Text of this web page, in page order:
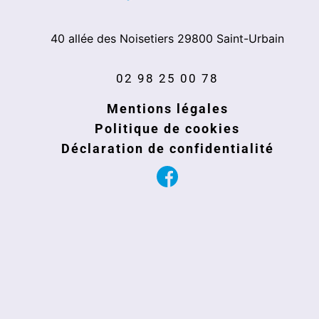
40 allée des Noisetiers 29800 Saint-Urbain
02 98 25 00 78
Mentions légales
Politique de cookies
Déclaration de confidentialité